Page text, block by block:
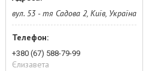
вул. 53 - тя Садова 2, Київ, Україна
+380 (67) 588-79-99
Єлизавета